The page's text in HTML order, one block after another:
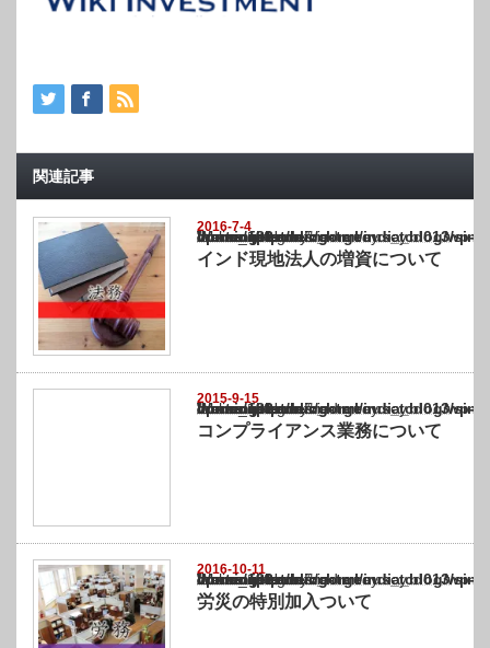
関連記事
2016-7-4
Warning
: Undefined array key "show_category" in
/home/netst/kuno-cpa.co.jp/public_html/india_blog/wp-content/themes/
on line183
インド現地法人の増資について
2015-9-15
Warning
: Undefined array key "show_category" in
/home/netst/kuno-cpa.co.jp/public_html/india_blog/wp-content/themes/
on line183
コンプライアンス業務について
2016-10-11
Warning
: Undefined array key "show_category" in
/home/netst/kuno-cpa.co.jp/public_html/india_blog/wp-content/themes/
on line183
労災の特別加入ついて